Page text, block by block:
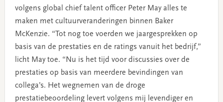
volgens global chief talent officer Peter May alles te
maken met cultuurveranderingen binnen Baker
McKenzie. “Tot nog toe voerden we jaargesprekken op
basis van de prestaties en de ratings vanuit het bedrijf,”
licht May toe. “Nu is het tijd voor discussies over de
prestaties op basis van meerdere bevindingen van
collega’s. Het wegnemen van de droge
prestatiebeoordeling levert volgens mij levendiger en